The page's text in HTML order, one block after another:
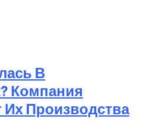
В
Компания
Их Производства